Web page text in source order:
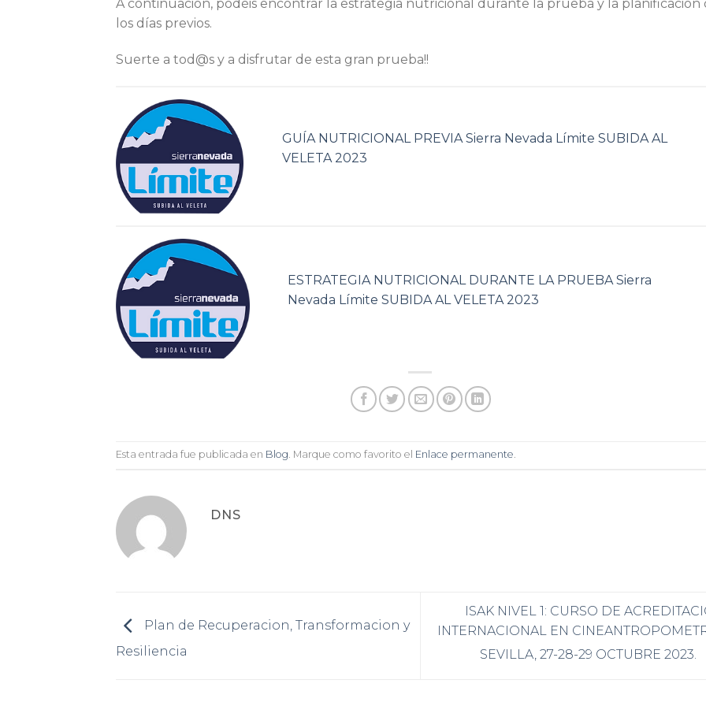
A continuación, podéis encontrar la estrategia nutricional durante la prueba y la planificación
los días previos.
Suerte a tod@s y a disfrutar de esta gran prueba!!
GUÍA NUTRICIONAL PREVIA Sierra Nevada Límite SUBIDA AL
VELETA 2023
ESTRATEGIA NUTRICIONAL DURANTE LA PRUEBA Sierra
Nevada Límite SUBIDA AL VELETA 2023
Esta entrada fue publicada en Blog. Marque como favorito el Enlace permanente.
DNS
Plan de Recuperacion, Transformacion y
Resiliencia
ISAK NIVEL 1: CURSO DE
INTERNACIONAL EN
SEVILLA, 27-28-29 OCTUBRE 2023.